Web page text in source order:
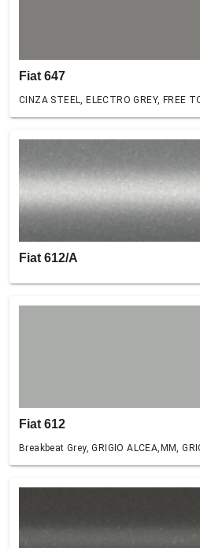
Fiat 647
CINZA STEEL, ELECTRO GREY, FREE
Fiat 612/A
Fiat 612
Breakbeat Grey, GRIGIO ALCEA,MM,